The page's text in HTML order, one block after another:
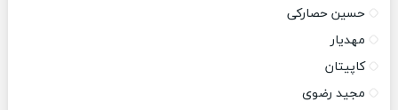
حسین حصارکی
مهدیار
کاپیتان
مجید رضوی